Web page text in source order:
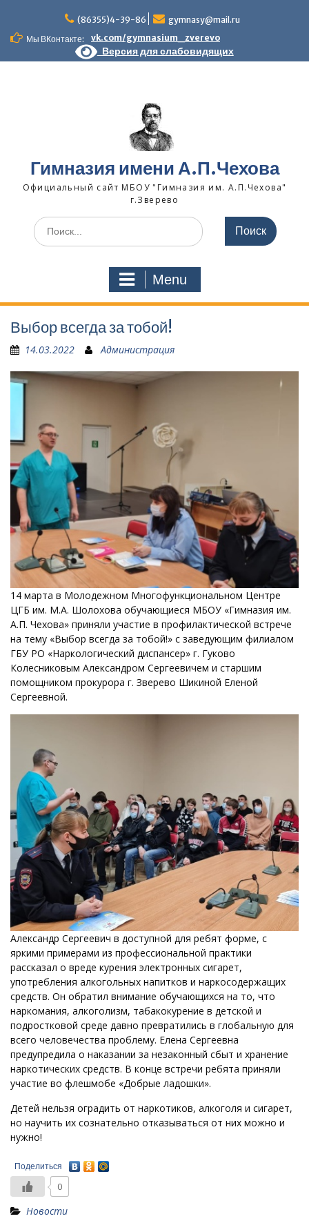
content
(86355)4-39-86
gymnasy@mail.ru
Мы ВКонтакте:
vk.com/gymnasium_zverevo
Версия для слабовидящих
Гимназия имени А.П.Чехова
Официальный сайт МБОУ "Гимназия им. А.П.Чехова"
г.Зверево
Search
for:
Menu
Выбор всегда за тобой!
14.03.2022 Администрация
14 марта в Молодежном Многофункциональном Центре
ЦГБ им. М.А. Шолохова обучающиеся МБОУ «Гимназия им.
А.П. Чехова» приняли участие в профилактической встрече
на тему «Выбор всегда за тобой!» с заведующим филиалом
ГБУ РО «Наркологический диспансер» г. Гуково
Колесниковым Александром Сергеевичем и старшим
помощником прокурора г. Зверево Шикиной Еленой
Сергеевной.
Александр Сергеевич в доступной для ребят форме, с
яркими примерами из профессиональной практики
рассказал о вреде курения электронных сигарет,
употребления алкогольных напитков и наркосодержащих
средств. Он обратил внимание обучающихся на то, что
наркомания, алкоголизм, табакокурение в детской и
подростковой среде давно превратились в глобальную для
всего человечества проблему. Елена Сергеевна
предупредила о наказании за незаконный сбыт и хранение
наркотических средств. В конце встречи ребята приняли
участие во флешмобе «Добрые ладошки».
Детей нельзя оградить от наркотиков, алкоголя и сигарет,
но научить их сознательно отказываться от них можно и
нужно!
Поделиться
0
Новости